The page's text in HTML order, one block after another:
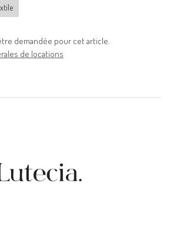
demandée pour cet article.
de locations